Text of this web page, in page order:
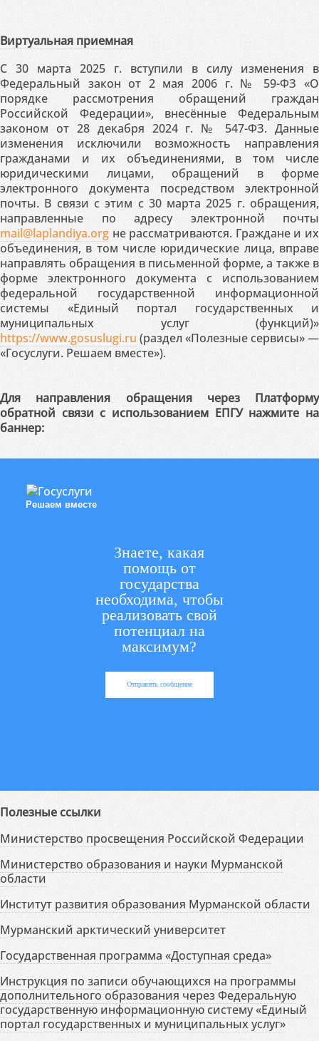
Виртуальная приемная
С 30 марта 2025 г. вступили в силу изменения в
Федеральный закон от 2 мая 2006 г. № 59-ФЗ «О
порядке рассмотрения обращений граждан
Российской Федерации», внесённые Федеральным
законом от 28 декабря 2024 г. № 547-ФЗ. Данные
изменения исключили возможность направления
гражданами и их объединениями, в том числе
юридическими лицами, обращений в форме
электронного документа посредством электронной
почты. В связи с этим с 30 марта 2025 г. обращения,
направленные по адресу электронной почты
mail@laplandiya.org не рассматриваются. Граждане и их
объединения, в том числе юридические лица, вправе
направлять обращения в письменной форме, а также в
форме электронного документа с использованием
федеральной государственной информационной
системы «Единый портал государственных и
муниципальных услуг (функций)»
https://www.gosuslugi.ru (раздел «Полезные сервисы» —
«Госуслуги. Решаем вместе»).
Для направления обращения через Платформу
обратной связи с использованием ЕПГУ нажмите на
баннер:
Решаем вместе
Знаете, какая
помощь от
государства
необходима, чтобы
реализовать свой
потенциал на
максимум?
Отправить сообщение
Полезные ссылки
Министерство просвещения Российской Федерации
Министерство образования и науки Мурманской
области
Институт развития образования Мурманской области
Мурманский арктический университет
Государственная программа «Доступная среда»
Инструкция по записи обучающихся на программы
дополнительного образования через Федеральную
государственную информационную систему «Единый
портал государственных и муниципальных услуг»